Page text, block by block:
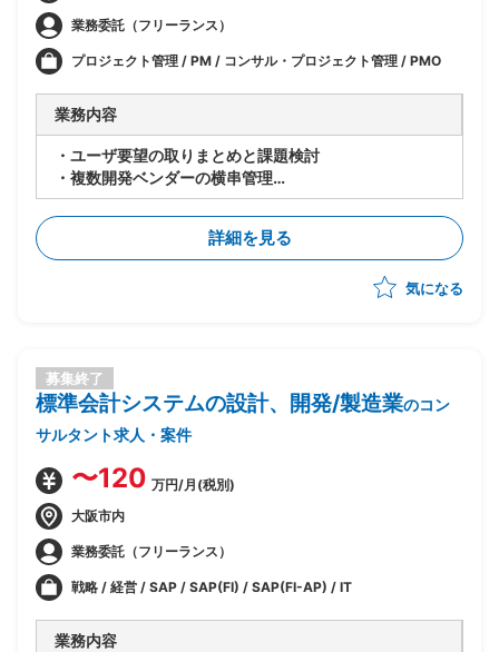
業務委託（フリーランス）
プロジェクト管理 / PM / コンサル・プロジェクト管理 / PMO
業務内容
・ユーザ要望の取りまとめと課題検討
・複数開発ベンダーの横串管理
・経営層向けのプロジェクト報告資料作成
詳細を見る
気になる
募集終了
標準会計システムの設計、開発/製造業のコン
サルタント求人・案件
〜120 万円/月(税別)
大阪市内
業務委託（フリーランス）
戦略 / 経営 / SAP / SAP(FI) / SAP(FI-AP) / IT
業務内容